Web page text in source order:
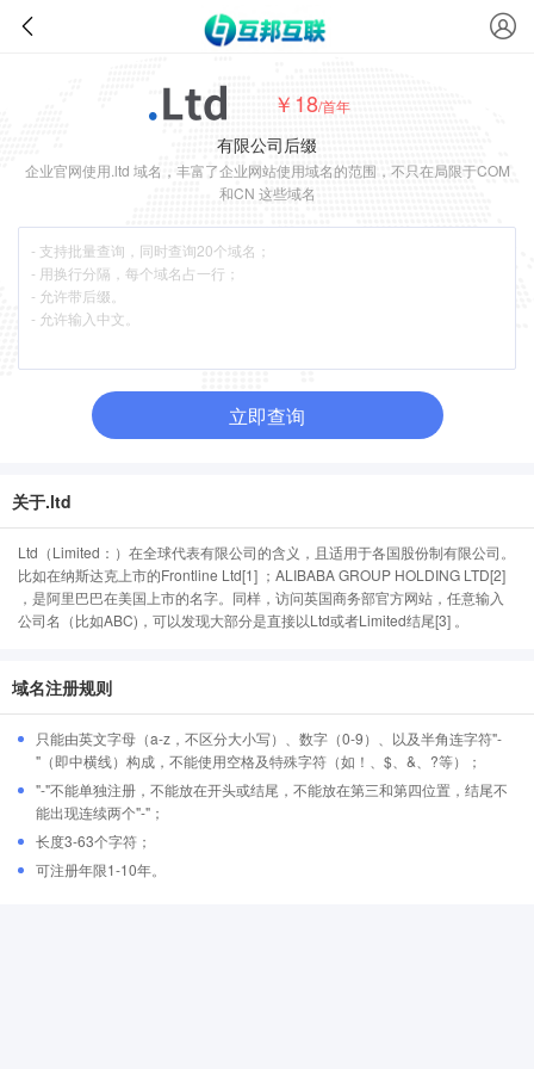
￥18/首年
有限公司后缀
企业官网使用.ltd 域名，丰富了企业网站使用域名的范围，不只在局限于COM
和CN 这些域名
立即查询
关于.ltd
Ltd（Limited：）在全球代表有限公司的含义，且适用于各国股份制有限公司。
比如在纳斯达克上市的Frontline Ltd[1] ；ALIBABA GROUP HOLDING LTD[2]
，是阿里巴巴在美国上市的名字。同样，访问英国商务部官方网站，任意输入
公司名（比如ABC)，可以发现大部分是直接以Ltd或者Limited结尾[3] 。
域名注册规则
只能由英文字母（a-z，不区分大小写）、数字（0-9）、以及半角连字符"-
"（即中横线）构成，不能使用空格及特殊字符（如！、$、&、?等）；
"-"不能单独注册，不能放在开头或结尾，不能放在第三和第四位置，结尾不
能出现连续两个"-"；
长度3-63个字符；
可注册年限1-10年。